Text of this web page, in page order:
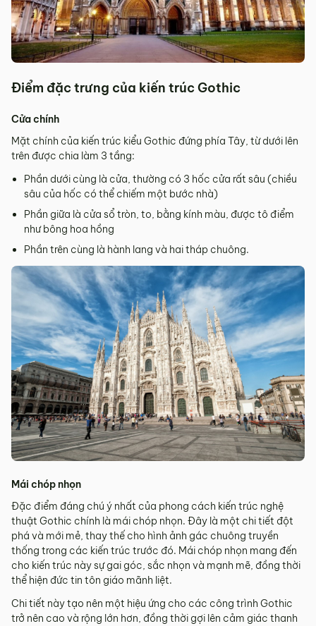
Điểm đặc trưng của kiến trúc Gothic
Cửa chính
Mặt chính của kiến trúc kiểu Gothic đứng phía Tây, từ dưới lên
trên được chia làm 3 tầng:
Phần dưới cùng là cửa, thường có 3 hốc cửa rất sâu (chiều
sâu của hốc có thể chiếm một bước nhà)
Phần giữa là cửa sổ tròn, to, bằng kính màu, được tô điểm
như bông hoa hồng
Phần trên cùng là hành lang và hai tháp chuông.
Mái chóp nhọn
Đặc điểm đáng chú ý nhất của phong cách kiến trúc nghệ
thuật Gothic chính là mái chóp nhọn. Đây là một chi tiết đột
phá và mới mẻ, thay thế cho hình ảnh gác chuông truyền
thống trong các kiến trúc trước đó. Mái chóp nhọn mang đến
cho kiến trúc này sự gai góc, sắc nhọn và mạnh mẽ, đồng thời
thể hiện đức tin tôn giáo mãnh liệt.
Chi tiết này tạo nên một hiệu ứng cho các công trình Gothic
trở nên cao và rộng lớn hơn, đồng thời gợi lên cảm giác thanh